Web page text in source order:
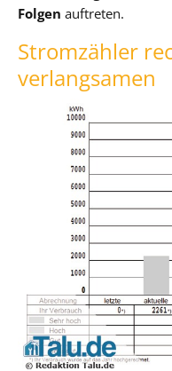
Folgen auftreten.
Stromzähler
verlangsamen